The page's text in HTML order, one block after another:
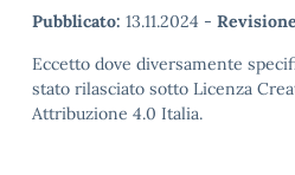
Pubblicato: 13.11.2024 -
Eccetto dove diversamente
stato rilasciato sotto Licenza
Attribuzione 4.0 Italia.